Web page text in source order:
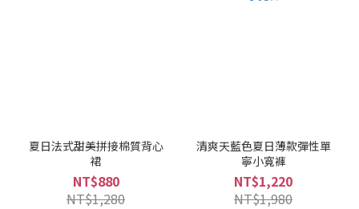
夏日法式甜美拼接棉質背心
裙
NT$880
NT$1,280
清爽天藍色夏日薄款彈性單
寧小寬褲
NT$1,220
NT$1,980